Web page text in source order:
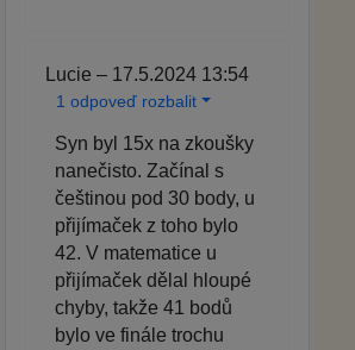
Lucie – 17.5.2024 13:54
1 odpoveď rozbalit
Syn byl 15x na zkoušky
nanečisto. Začínal s
češtinou pod 30 body, u
přijímaček z toho bylo
42. V matematice u
přijímaček dělal hloupé
chyby, takže 41 bodů
bylo ve finále trochu